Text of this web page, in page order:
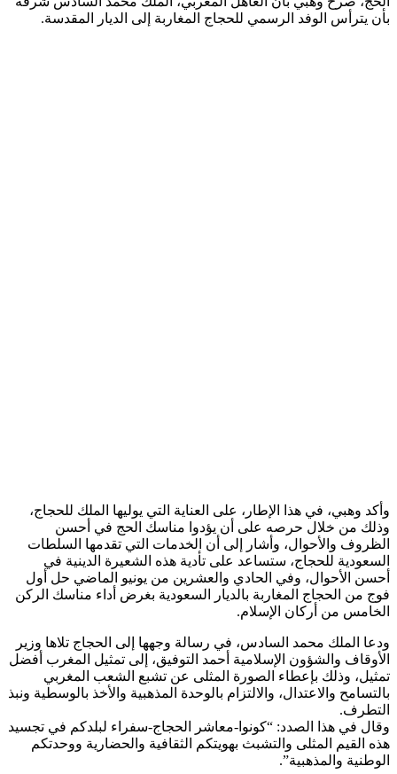
بأن يترأس الوفد الرسمي للحجاج المغاربة إلى الديار المقدسة.
وأكد وهبي، في هذا الإطار، على العناية التي يوليها الملك للحجاج،
وذلك من خلال حرصه على أن يؤدوا مناسك الحج في أحسن
الظروف والأحوال، وأشار إلى أن الخدمات التي تقدمها السلطات
السعودية للحجاج، ستساعد على تأدية هذه الشعيرة الدينية في
أحسن الأحوال، وفي الحادي والعشرين من يونيو الماضي حل أول
فوج من الحجاج المغاربة بالديار السعودية بغرض أداء مناسك الركن
الخامس من أركان الإسلام.
ودعا الملك محمد السادس، في رسالة وجهها إلى الحجاج تلاها وزير
الأوقاف والشؤون الإسلامية أحمد التوفيق، إلى تمثيل المغرب أفضل
تمثيل، وذلك بإعطاء الصورة المثلى عن تشبع الشعب المغربي
بالتسامح والاعتدال، والالتزام بالوحدة المذهبية والأخذ بالوسطية ونبذ
التطرف.
وقال في هذا الصدد: “كونوا-معاشر الحجاج-سفراء لبلدكم في تجسيد
هذه القيم المثلى والتشبث بهويتكم الثقافية والحضارية ووحدتكم
الوطنية والمذهبية”.